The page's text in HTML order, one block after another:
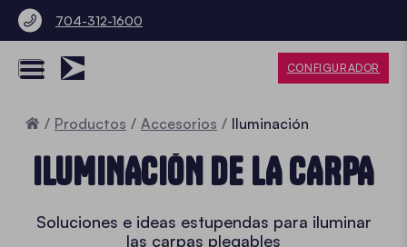
704-312-1600
CONFIGURADOR
Inicio
Productos Accesorios Iluminación
ILUMINACIÓN DE LA CARPA
Soluciones e ideas estupendas para iluminar
las carpas plegables